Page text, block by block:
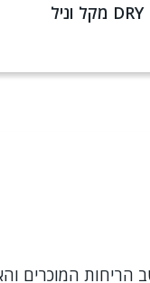
DRY מקל וניל